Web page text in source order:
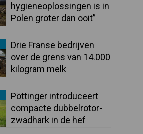
hygieneoplossingen is in
Polen groter dan ooit”
Drie Franse bedrijven
over de grens van 14.000
kilogram melk
Pöttinger introduceert
compacte dubbelrotor-
zwadhark in de hef